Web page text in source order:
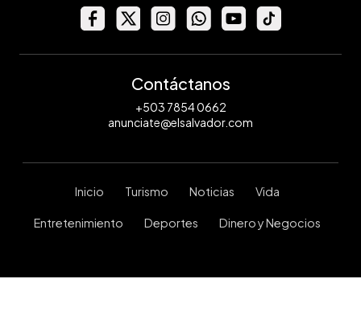
Contáctanos
+503 7854 0662
anunciate@elsalvador.com
Inicio Turismo Noticias Vida
Entretenimiento Deportes Dinero y Negocios